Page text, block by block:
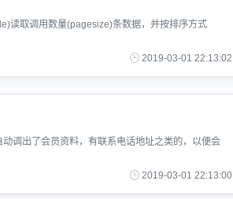
读取调用数量(pagesize)条数据，并按排序方式
2019-03-01 22:13:02
调出了会员资料，有联系电话地址之类的，以便会
2019-03-01 22:13:00